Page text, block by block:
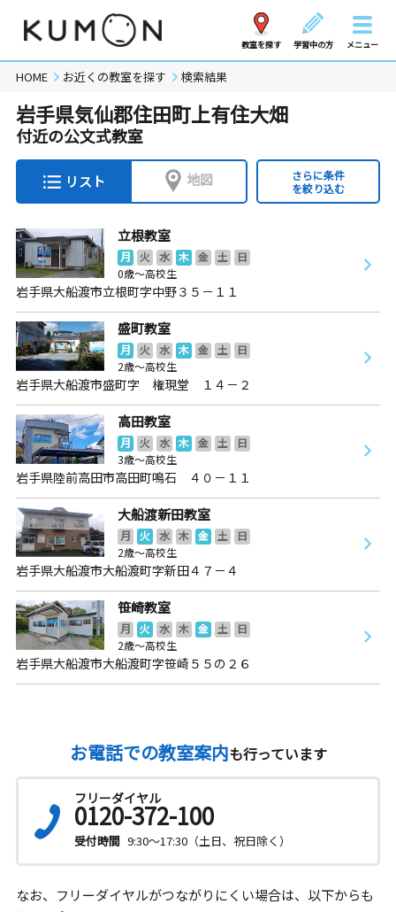
教室を探す 学習中の方 メニュー
HOME お近くの教室を探す 検索結果
岩手県気仙郡住田町上有住大畑
付近の公文式教室
リスト 地図
さらに条件
を絞り込む
立根教室
月 火 水 木 金 土
日
0歳～高校生
岩手県大船渡市立根町字中野３５－１１
盛町教室
月 火 水 木 金 土
日
2歳～高校生
岩手県大船渡市盛町字 権現堂 １４－２
高田教室
月 火 水 木 金 土
日
3歳～高校生
岩手県陸前高田市高田町鳴石 ４０－１１
大船渡新田教室
月 火 水 木 金 土
日
2歳～高校生
岩手県大船渡市大船渡町字新田４７－４
笹崎教室
月 火 水 木 金 土
日
2歳～高校生
岩手県大船渡市大船渡町字笹崎５５の２６
お電話での教室案内も行っています
フリーダイヤル
0120-372-100
受付時間 9:30～17:30（土日、祝日除く）
なお、フリーダイヤルがつながりにくい場合は、以下からも